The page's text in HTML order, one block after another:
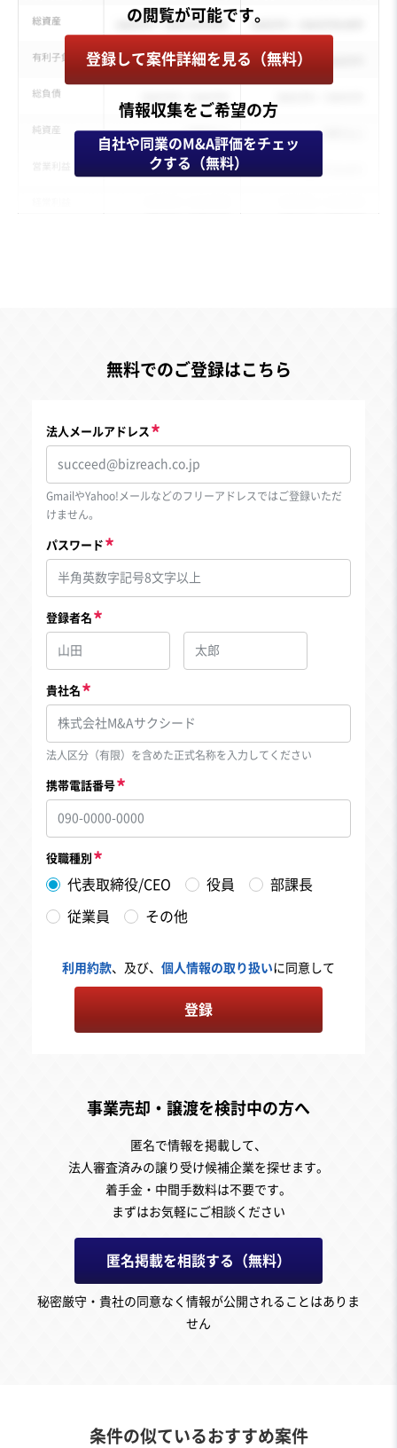
登録して案件詳細を見る（無料）
情報収集をご希望の方
自社や同業のM&A評価をチェッ
クする（無料）
無料でのご登録はこちら
法人メールアドレス
GmailやYahoo!メールなどのフリーアドレスではご登録いただ
けません。
パスワード
登録者名
貴社名
法人区分（有限）を含めた正式名称を入力してください
携帯電話番号
役職種別
代表取締役/CEO 役員 部課長
従業員 その他
利用約款、及び、 個人情報の取り扱いに同意して
登録
事業売却・譲渡を検討中の方へ
匿名で情報を掲載して、
法人審査済みの譲り受け候補企業を探せます。
着手金・中間手数料は不要です。
まずはお気軽にご相談ください
匿名掲載を相談する（無料）
秘密厳守・貴社の同意なく情報が公開されることはありま
せん
条件の似ているおすすめ案件